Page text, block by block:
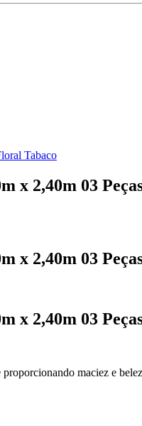
Tabaco
x 2,40m 03
x 2,40m 03
x 2,40m 03
maciez e